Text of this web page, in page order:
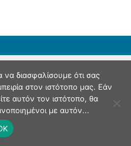
να διασφαλίσουμε ότι σας
στον ιστότοπο μας. Εάν
αυτόν τον ιστότοπο, θα
με αυτόν...